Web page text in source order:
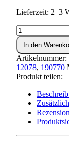
Lieferzeit: 2–3
Bodenblech
für
Sitzbank
S50,S51,S70
Menge
In den
Artikelnummer:
12078, 190770
Produkt teilen: